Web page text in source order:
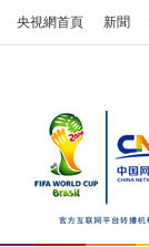
央視網首頁 新聞